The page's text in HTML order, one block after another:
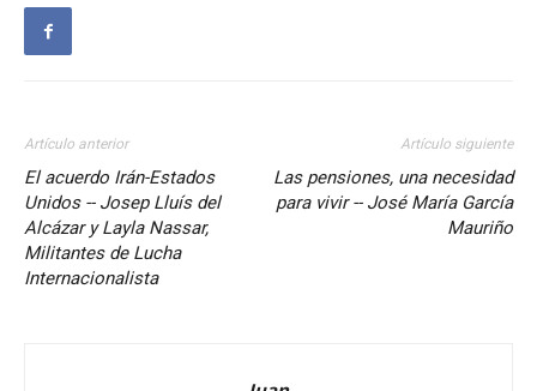
Artículo anterior
El acuerdo Irán-Estados
Unidos -- Josep Lluís del
Alcázar y Layla Nassar,
Militantes de Lucha
Internacionalista
Artículo siguiente
Las pensiones, una necesidad
para vivir -- José María García
Mauriño